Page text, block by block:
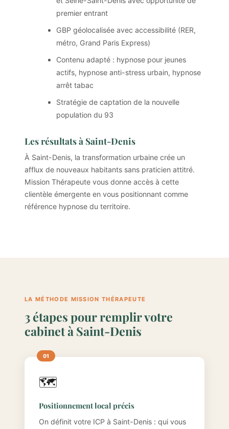
premier entrant
GBP géolocalisée avec accessibilité (RER,
métro, Grand Paris Express)
Contenu adapté : hypnose pour jeunes
actifs, hypnose anti-stress urbain, hypnose
arrêt tabac
Stratégie de captation de la nouvelle
population du 93
Les résultats à Saint-Denis
À Saint-Denis, la transformation urbaine crée un
afflux de nouveaux habitants sans praticien attitré.
Mission Thérapeute vous donne accès à cette
clientèle émergente en vous positionnant comme
référence hypnose du territoire.
LA MÉTHODE MISSION THÉRAPEUTE
3 étapes pour remplir votre
cabinet à Saint-Denis
🗺️
Positionnement local précis
On définit votre ICP à Saint-Denis : qui vous